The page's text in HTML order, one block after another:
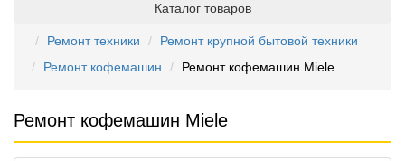
Каталог товаров
Ремонт техники
Ремонт крупной бытовой техники
Ремонт кофемашин
Ремонт кофемашин Miele
Ремонт кофемашин Miele